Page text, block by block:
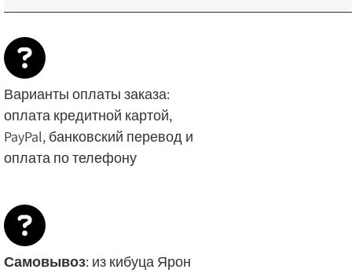
Варианты оплаты заказа:
оплата кредитной картой,
PayPal, банковский перевод и
оплата по телефону
Самовывоз: из кибуца Ярон